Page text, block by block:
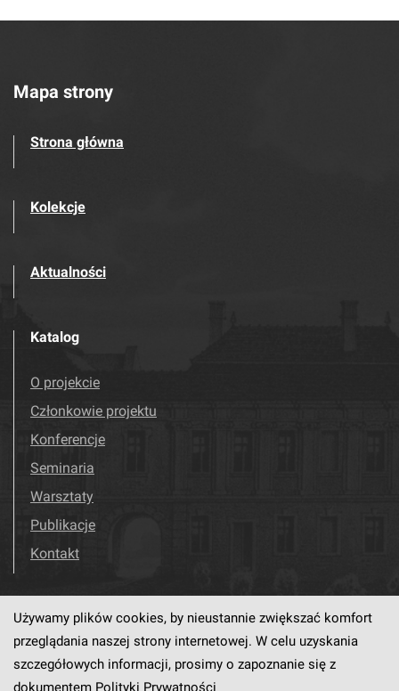
Mapa strony
Strona główna
Kolekcje
Aktualności
Katalog
O projekcie
Członkowie projektu
Konferencje
Seminaria
Warsztaty
Publikacje
Kontakt
Odwiedź nas! Facebook
Używamy plików cookies, by nieustannie zwiększać komfort
przeglądania naszej strony internetowej. W celu uzyskania
szczegółowych informacji, prosimy o zapoznanie się z
dokumentem Polityki Prywatności